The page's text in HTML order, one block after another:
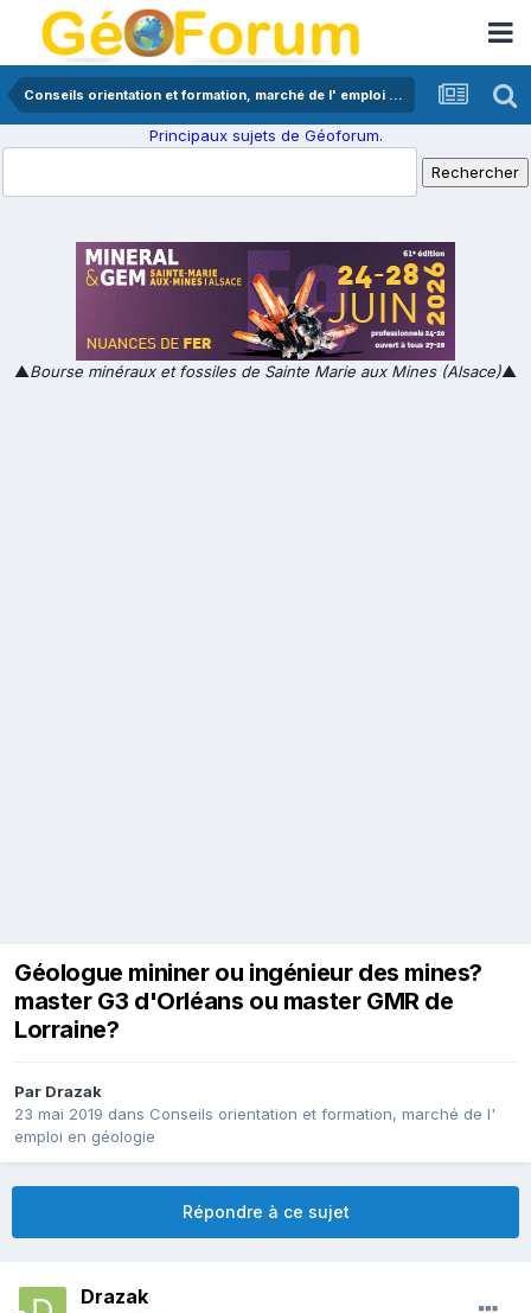
Conseils orientation et formation, marché de l' emploi en géologie
Principaux sujets de Géoforum.
▲Bourse minéraux et fossiles de Sainte Marie aux Mines (Alsace)▲
Géologue mininer ou ingénieur des mines?
master G3 d'Orléans ou master GMR de
Lorraine?
Par Drazak
23 mai 2019 dans Conseils orientation et formation, marché de l'
emploi en géologie
Répondre à ce sujet
Drazak